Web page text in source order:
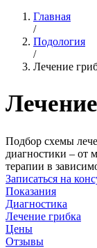
Главная
/
Подология
/
Лечение
Подбор схемы
диагностики – от
терапии в
Записаться на
Показания
Диагностика
Лечение грибка
Цены
Отзывы